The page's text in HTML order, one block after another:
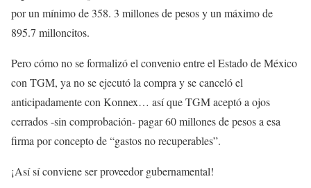
por un mínimo de 358. 3 millones de pesos y un máximo de
895.7 milloncitos.
Pero cómo no se formalizó el convenio entre el Estado de México
con TGM, ya no se ejecutó la compra y se canceló el
anticipadamente con Konnex… así que TGM aceptó a ojos
cerrados -sin comprobación- pagar 60 millones de pesos a esa
firma por concepto de “gastos no recuperables”.
¡Así sí conviene ser proveedor gubernamental!